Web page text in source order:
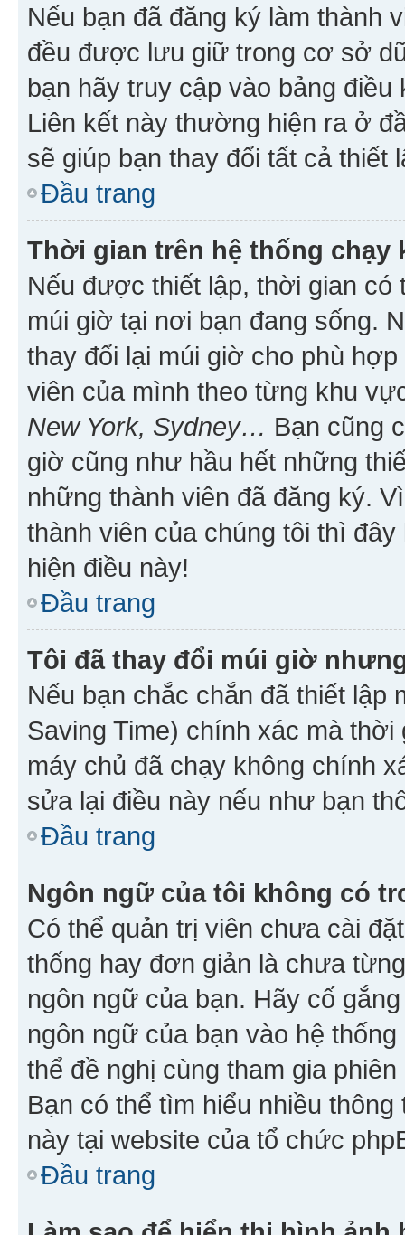
Nếu bạn đã đăng ký làm thành
đều được lưu giữ trong cơ sở
bạn hãy truy cập vào bảng
Liên kết này thường hiện ra ở
sẽ giúp bạn thay đổi tất cả thiết
Đầu trang
Thời gian trên hệ thống chạy
Nếu được thiết lập, thời gian
múi giờ tại nơi bạn đang sống.
thay đổi lại múi giờ cho phù
viên của mình theo từng khu
New York, Sydney… Bạn cũng
giờ cũng như hầu hết những
những thành viên đã đăng ký.
thành viên của chúng tôi thì
hiện điều này!
Đầu trang
Tôi đã thay đổi múi giờ
Nếu bạn chắc chắn đã thiết lập
Saving Time) chính xác mà
máy chủ đã chạy không chính
sửa lại điều này nếu như bạn
Đầu trang
Ngôn ngữ của tôi không có
Có thể quản trị viên chưa cài
thống hay đơn giản là chưa
ngôn ngữ của bạn. Hãy cố
ngôn ngữ của bạn vào hệ
thể đề nghị cùng tham gia
Bạn có thể tìm hiểu nhiều
này tại website của tổ chức
Đầu trang